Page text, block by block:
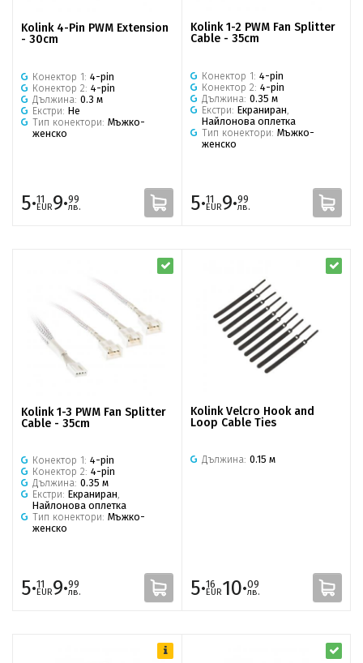
Kolink 4-Pin PWM Extension
- 30cm
Конектор 1: 4-pin
Конектор 2: 4-pin
Дължина: 0.3 м
Екстри: Не
Тип конектори: Мъжко-
женско
5·11
EUR9·99
лв.
Kolink 1-2 PWM Fan Splitter
Cable - 35cm
Конектор 1: 4-pin
Конектор 2: 4-pin
Дължина: 0.35 м
Екстри: Екраниран
Найлонова оплетка
Тип конектори: Мъжко-
женско
5·11
EUR9·99
лв.
Kolink 1-3 PWM Fan Splitter
Cable - 35cm
Конектор 1: 4-pin
Конектор 2: 4-pin
Дължина: 0.35 м
Екстри: Екраниран,
Найлонова оплетка
Тип конектори: Мъжко-
женско
5·11
EUR9·99
лв.
Kolink Velcro Hook and
Loop Cable Ties
Дължина: 0.15 м
5·16
EUR10·09
лв.